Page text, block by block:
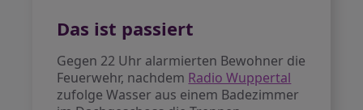
Das ist passiert
Gegen 22 Uhr alarmierten Bewohner die
Feuerwehr, nachdem Radio Wuppertal
zufolge Wasser aus einem Badezimmer